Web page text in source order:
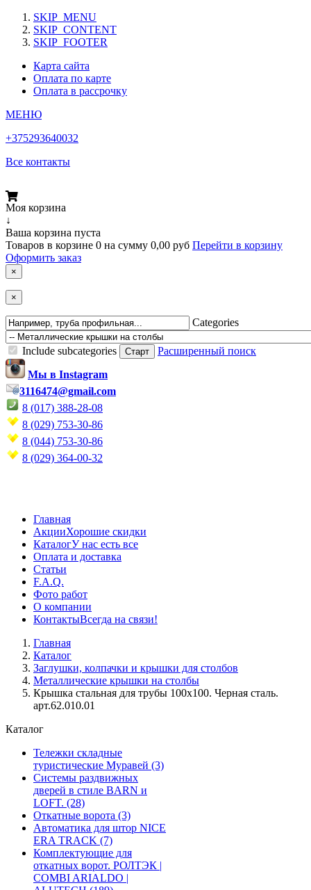
SKIP_MENU
SKIP_CONTENT
SKIP_FOOTER
Карта сайта
Оплата по карте
Оплата в рассрочку
МЕНЮ
+375293640032
Все контакты
Моя корзина
↓
Ваша корзина пуста
Товаров в корзине 0 на сумму 0,00 руб Перейти в корзину
Оформить заказ
×
×
Categories
Include subcategories
Расширенный поиск
Мы в Instagram
3116474@gmail.com
8 (017) 388-28-08
8 (029) 753-30-86
8 (044) 753-30-86
8 (029) 364-00-32
Главная
АкцииХорошие скидки
КаталогУ нас есть все
Оплата и доставка
Статьи
F.A.Q.
Фото работ
О компании
КонтактыВсегда на связи!
Главная
Каталог
Заглушки, колпачки и крышки для столбов
Металлические крышки на столбы
Крышка стальная для трубы 100х100. Черная сталь.
арт.62.010.01
Каталог
Тележки складные
туристические Муравей (3)
Системы раздвижных
дверей в стиле BARN и
LOFT. (28)
Откатные ворота (3)
Автоматика для штор NICE
ERA TRACK (7)
Комплектующие для
откатных ворот. РОЛТЭК |
COMBI ARIALDO |